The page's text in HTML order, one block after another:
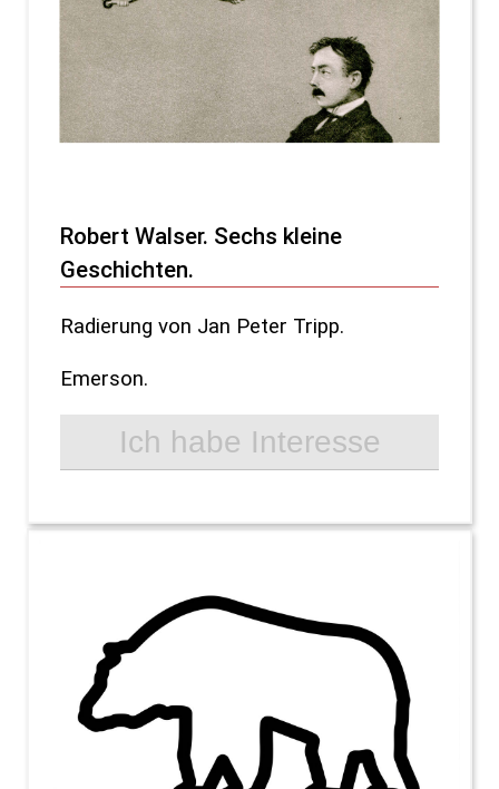
Robert Walser. Sechs kleine
Geschichten.
Radierung von Jan Peter Tripp.
Emerson.